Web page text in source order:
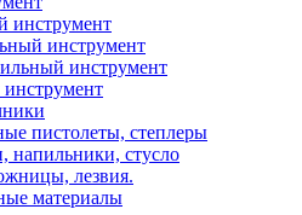
инструмент
инструмент
инструмент
пистолеты, степлеры
напильники, стусло
лезвия.
материалы